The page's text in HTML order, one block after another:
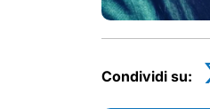
Condividi su: